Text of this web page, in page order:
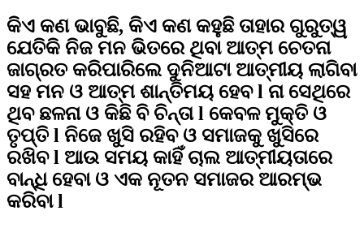
କିଏ କଣ ଭାବୁଛି, କିଏ କଣ କହୁଛି ତାହାର ଗୁରୁତ୍ୱ
ଯେତିକି ନିଜ ମନ ଭିତରେ ଥିବା ଆତ୍ମ ଚେତନା
ଜାଗ୍ରତ କରିପାରିଲେ ଦୁନିଆଟା ଆତ୍ମୀୟ ଲାଗିବା
ସହ ମନ ଓ ଆତ୍ମ ଶାନ୍ତିମୟ ହେବ l ନା ସେଥିରେ
ଥିବ ଛଳନା ଓ କିଛି ବି ଚିନ୍ତା l କେବଳ ମୁକ୍ତି ଓ
ତୃପ୍ତି l ନିଜେ ଖୁସି ରହିବ ଓ ସମାଜକୁ ଖୁସିରେ
ରଖିବ l ଆଉ ସମୟ କାହିଁ ଚାଲ ଆତ୍ମୀୟତାରେ
ବାନ୍ଧି ହେବା ଓ ଏକ ନୂତନ ସମାଜର ଆରମ୍ଭ
କରିବା l